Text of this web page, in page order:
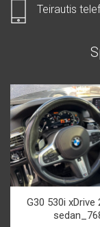
Teirautis
G30 530i xDrive